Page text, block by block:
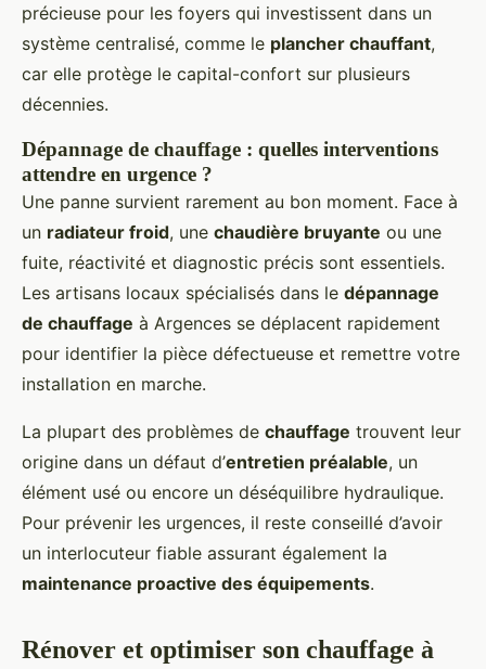
précieuse pour les foyers qui investissent dans un
système centralisé, comme le plancher chauffant,
car elle protège le capital-confort sur plusieurs
décennies.
Dépannage de chauffage : quelles interventions
attendre en urgence ?
Une panne survient rarement au bon moment. Face à
un radiateur froid, une chaudière bruyante ou une
fuite, réactivité et diagnostic précis sont essentiels.
Les artisans locaux spécialisés dans le dépannage
de chauffage à Argences se déplacent rapidement
pour identifier la pièce défectueuse et remettre votre
installation en marche.
La plupart des problèmes de chauffage trouvent leur
origine dans un défaut d’entretien préalable, un
élément usé ou encore un déséquilibre hydraulique.
Pour prévenir les urgences, il reste conseillé d’avoir
un interlocuteur fiable assurant également la
maintenance proactive des équipements.
Rénover et optimiser son chauffage à